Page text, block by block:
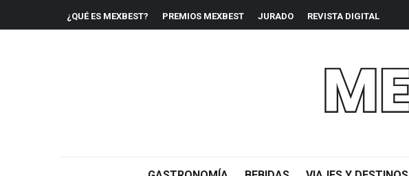
¿QUÉ ES MEXBEST? PREMIOS MEXBEST JURADO REVISTA DIGITAL